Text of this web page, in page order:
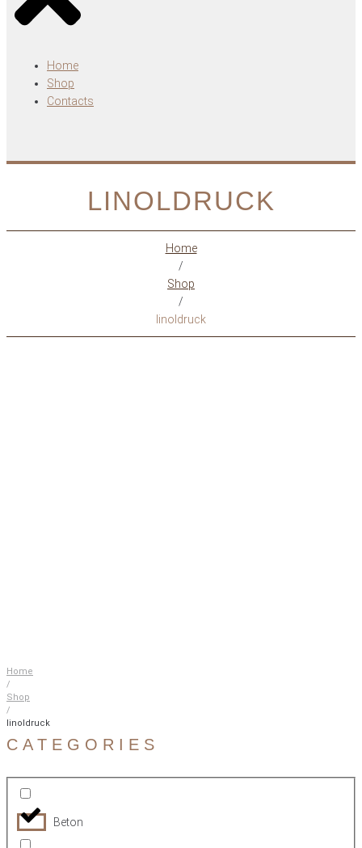
Home
Shop
Contacts
LINOLDRUCK
Home
/
Shop
/
linoldruck
Home
/
Shop
/
linoldruck
CATEGORIES
Beton